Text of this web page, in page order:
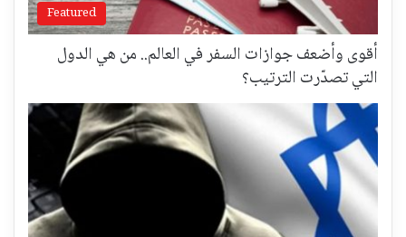
Featured
أقوى وأضعف جوازات السفر في العالم.. من هي الدول
التي تصدّرت الترتيب؟